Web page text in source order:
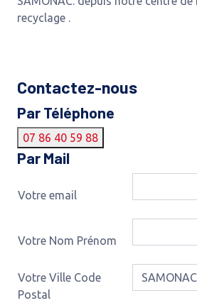
recyclage .
Contactez-nous
Par Téléphone
07 86 40 59 88
Par Mail
Votre email
Votre Nom Prénom
Votre Ville Code
Postal